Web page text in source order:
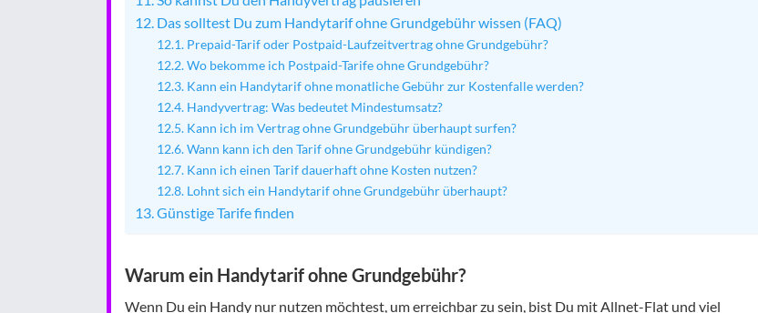
Das solltest Du zum Handytarif ohne Grundgebühr wissen (FAQ)
Prepaid-Tarif oder Postpaid-Laufzeitvertrag ohne Grundgebühr?
Wo bekomme ich Postpaid-Tarife ohne Grundgebühr?
Kann ein Handytarif ohne monatliche Gebühr zur Kostenfalle werden?
Handyvertrag: Was bedeutet Mindestumsatz?
Kann ich im Vertrag ohne Grundgebühr überhaupt surfen?
Wann kann ich den Tarif ohne Grundgebühr kündigen?
Kann ich einen Tarif dauerhaft ohne Kosten nutzen?
Lohnt sich ein Handytarif ohne Grundgebühr überhaupt?
Günstige Tarife finden
Warum ein Handytarif ohne Grundgebühr?
Wenn Du ein Handy nur nutzen möchtest, um erreichbar zu sein, bist Du mit Allnet-Flat und viel